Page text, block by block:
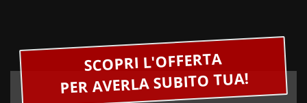
SCOPRI L'OFFERTA
PER AVERLA SUBITO TUA!